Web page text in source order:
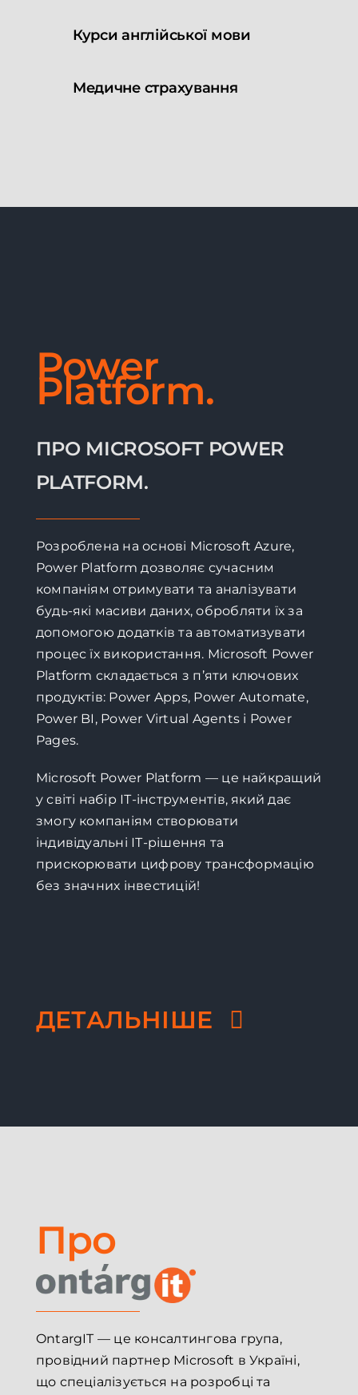
Курси англійської мови
Медичне страхування
Power
Platform.
ПРО MICROSOFT POWER
PLATFORM.
Розроблена на основі Microsoft Azure,
Power Platform дозволяє сучасним
компаніям отримувати та аналізувати
будь-які масиви даних, обробляти їх за
допомогою додатків та автоматизувати
процес їх використання. Microsoft Power
Platform складається з п’яти ключових
продуктів: Power Apps, Power Automate,
Power BI, Power Virtual Agents і Power
Pages.
Microsoft Power Platform — це найкращий
у світі набір ІТ-інструментів, який дає
змогу компаніям створювати
індивідуальні ІТ-рішення та
прискорювати цифрову трансформацію
без значних інвестицій!
ДЕТАЛЬНІШЕ
Про
OntargIT — це консалтингова група,
провідний партнер Microsoft в Україні,
що спеціалізується на розробці та